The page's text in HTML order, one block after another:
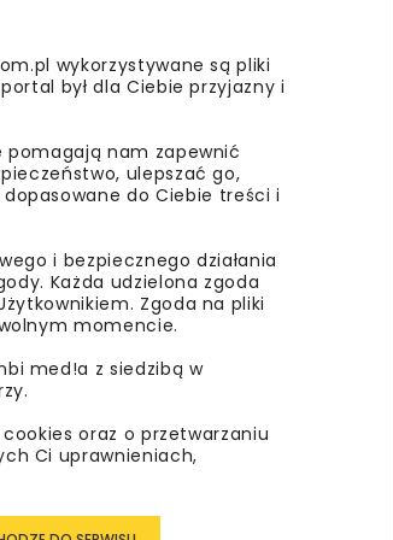
odnogę z Izdebnika.
i wykonanie skracającego
Postroute, Wiener
bita jaka została
wykorzystywane są pliki
był dla Ciebie przyjazny i
pomagają nam zapewnić
ulepszać go,
do Ciebie treści i
i bezpiecznego działania
Każda udzielona zgoda
Zgoda na pliki
momencie.
med!a z siedzibą w
oraz o przetwarzaniu
Ci uprawnieniach,